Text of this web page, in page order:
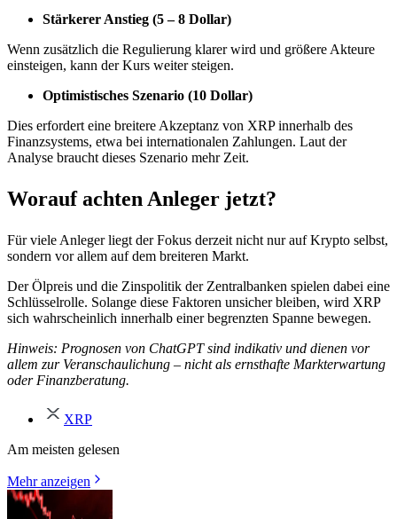
Stärkerer Anstieg (5 – 8 Dollar)
Wenn zusätzlich die Regulierung klarer wird und größere Akteure
einsteigen, kann der Kurs weiter steigen.
Optimistisches Szenario (10 Dollar)
Dies erfordert eine breitere Akzeptanz von XRP innerhalb des
Finanzsystems, etwa bei internationalen Zahlungen. Laut der
Analyse braucht dieses Szenario mehr Zeit.
Worauf achten Anleger jetzt?
Für viele Anleger liegt der Fokus derzeit nicht nur auf Krypto selbst,
sondern vor allem auf dem breiteren Markt.
Der Ölpreis und die Zinspolitik der Zentralbanken spielen dabei eine
Schlüsselrolle. Solange diese Faktoren unsicher bleiben, wird XRP
sich wahrscheinlich innerhalb einer begrenzten Spanne bewegen.
Hinweis: Prognosen von ChatGPT sind indikativ und dienen vor
allem zur Veranschaulichung – nicht als ernsthafte Markterwartung
oder Finanzberatung.
XRP
Am meisten gelesen
Mehr anzeigen